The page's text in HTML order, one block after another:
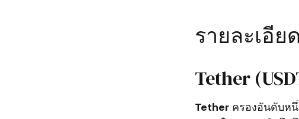
รายละเอี
Tether
Tetherครองอันดับหนึ่